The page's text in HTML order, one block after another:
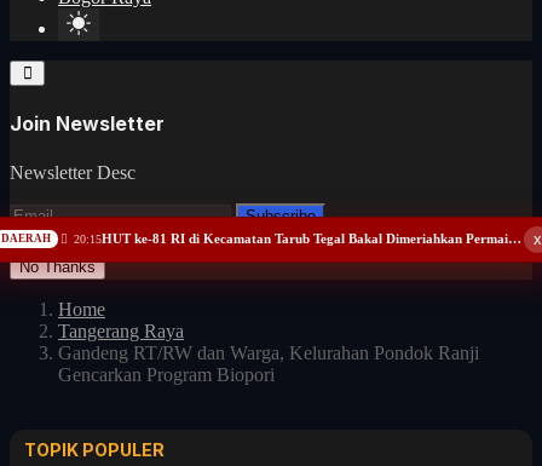
Join Newsletter
Newsletter Desc
Subscribe
No Thanks
Home
Tangerang Raya
Gandeng RT/RW dan Warga, Kelurahan Pondok Ranji
Gencarkan Program Biopori
TOPIK POPULER
x
DAERAH 20:15 HUT ke-81 RI di Kecamatan Tarub Tegal Bakal Dimeriahkan Permainan Gobak Sodor